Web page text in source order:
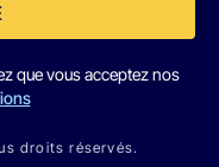
que vous acceptez nos
droits réservés.